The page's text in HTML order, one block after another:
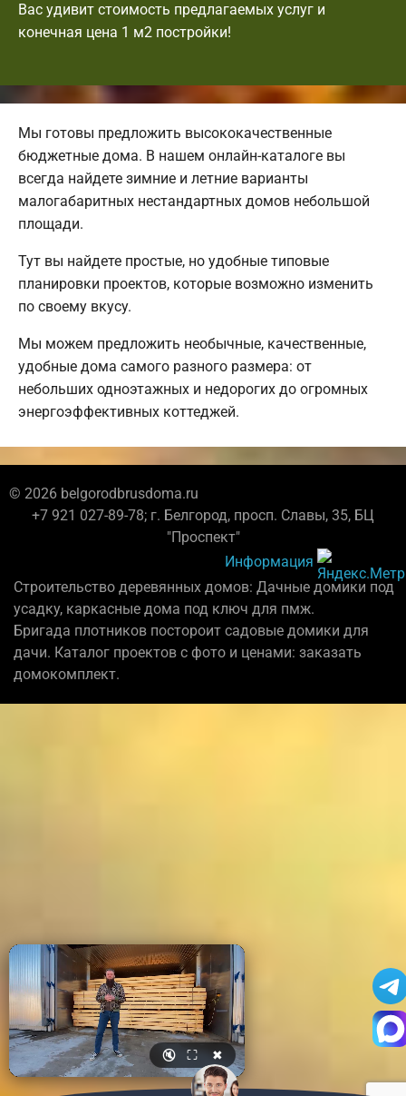
Вас удивит стоимость предлагаемых услуг и
конечная цена 1 м2 постройки!
Мы готовы предложить высококачественные
бюджетные дома. В нашем онлайн-каталоге вы
всегда найдете зимние и летние варианты
малогабаритных нестандартных домов небольшой
площади.
Тут вы найдете простые, но удобные типовые
планировки проектов, которые возможно изменить
по своему вкусу.
Мы можем предложить необычные, качественные,
удобные дома самого разного размера: от
небольших одноэтажных и недорогих до огромных
энергоэффективных коттеджей.
© 2026 belgorodbrusdoma.ru
+7 921 027-89-78; г. Белгород, просп. Славы, 35, БЦ
"Проспект"
Информация
Строительство деревянных домов: Дачные домики под
усадку, каркасные дома под ключ для пмж.
Бригада плотников постороит садовые домики для
дачи. Каталог проектов с фото и ценами: заказать
домокомплект.
🔇 ⛶ ✖